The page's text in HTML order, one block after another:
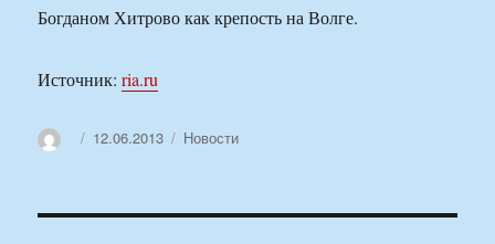
Богданом Хитрово как крепость на Волге.
Источник:ria.ru
АвторОпубликовано
12.06.2013 Рубрики
Новости